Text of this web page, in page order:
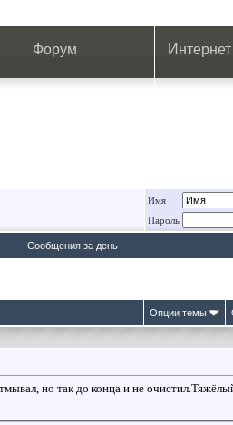
Форум
Имя
Пароль
Сообщения за день
Опции темы
но так до конца и не